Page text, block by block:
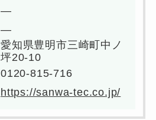
―
―
愛知県豊明市三崎町中ノ
坪20-10
0120-815-716
https://sanwa-tec.co.jp/